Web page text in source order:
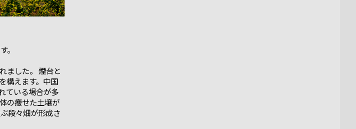
。
ました。 煙台と
構えます。中国
ている場合が多
の痩せた土壌が
段々畑が形成さ